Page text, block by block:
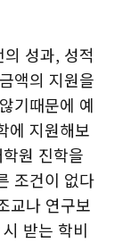
성과, 성적
액의 지원을
기때문에 예
에 지원해보
원 진학을
조건이 없다
교나 연구보
받는 학비